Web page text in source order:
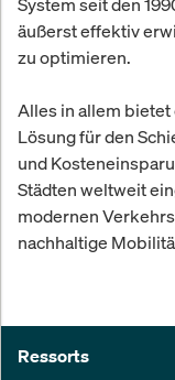
äußerst effektiv
zu optimieren.
Alles in allem
Lösung für den
und
Städten weltweit
modernen
nachhaltige
Ressorts